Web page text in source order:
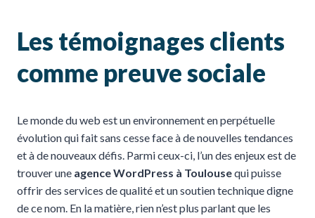
Les témoignages clients
comme preuve sociale
Le monde du web est un environnement en perpétuelle
évolution qui fait sans cesse face à de nouvelles tendances
et à de nouveaux défis. Parmi ceux-ci, l’un des enjeux est de
trouver une agence WordPress à Toulousequi puisse
offrir des services de qualité et un soutien technique digne
de ce nom. En la matière, rien n’est plus parlant que les